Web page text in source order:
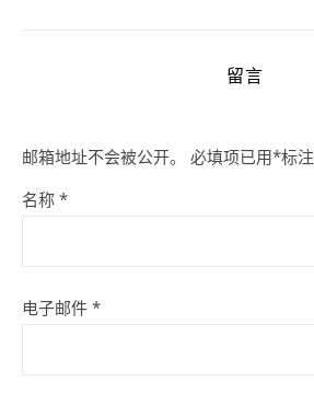
留言
邮箱地址不会被公开。 必填项已用*标注
名称 *
电子邮件 *